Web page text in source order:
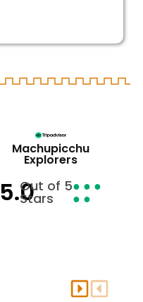
Machupicchu
Explorers
5.0Out of 5
Stars
● ● ●
● ●